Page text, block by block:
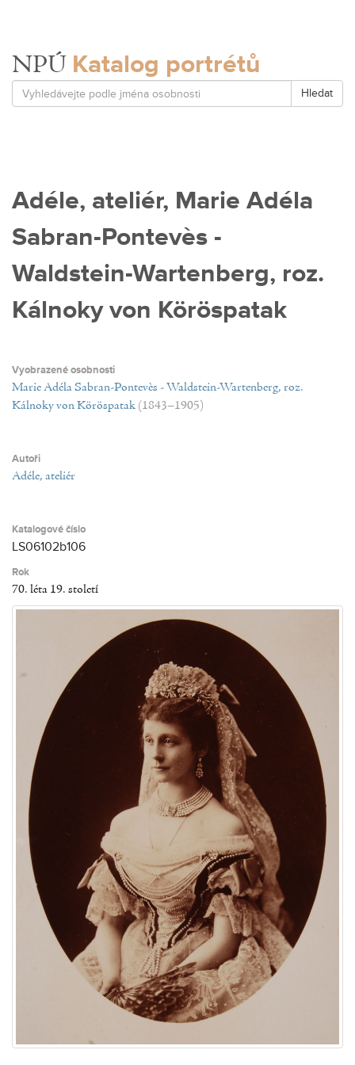
NPÚ Katalog portrétů
Hledat
Adéle, ateliér, Marie Adéla
Sabran-Pontevès -
Waldstein-Wartenberg, roz.
Kálnoky von Köröspatak
Vyobrazené osobnosti
Marie Adéla Sabran-Pontevès - Waldstein-Wartenberg, roz.
Kálnoky von Köröspatak (1843–1905)
Autoři
Adéle, ateliér
Katalogové číslo
LS06102b106
Rok
70. léta 19. století